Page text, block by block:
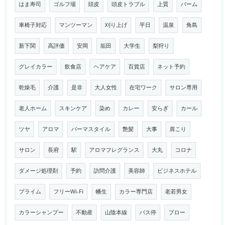
はま寿司 ゴルフ場 頭皮 頭皮トラブル 上質 バーム
車椅子対応 マンツーマン 刈り上げ 平日 温泉 角島
新下関 高評価 安岡 垢田 大学生 梨狩り
グレイカラー 飲食店 ヘアケア 百貨店 ネット予約
乾燥毛 介護 是非 大人女性 在宅ワーク サロン専用
老人ホーム スキンケア 染め カレー 安らぎ カール
ツヤ アロマ パーマスタイル 艶髪 大事 肩こり
サロン 長府 駅 アロマフレグランス 大丸 コロナ
ダメージ処理剤 予約 訪問介護 美容師 ビジネスホテル
プライム フリーWi-Fi 幡生 カラー専門店 老若男女
カラーシャンプー 不動産 山陰本線 バス停 ブロー